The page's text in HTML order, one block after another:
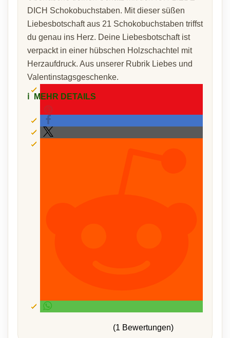
DICH Schokobuchstaben. Mit dieser süßen
Liebesbotschaft aus 21 Schokobuchstaben triffst
du genau ins Herz. Deine Liebesbotschaft ist
verpackt in einer hübschen Holzschachtel mit
Herzaufdruck. Aus unserer Rubrik Liebes und
Valentinstagsgeschenke.
ℹ️ MEHR DETAILS
(1 Bewertungen)